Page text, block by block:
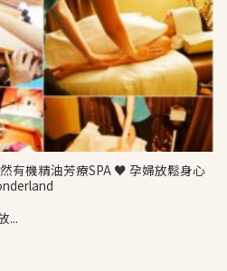
有機精油芳療SPA ♥ 孕婦放鬆身心
...